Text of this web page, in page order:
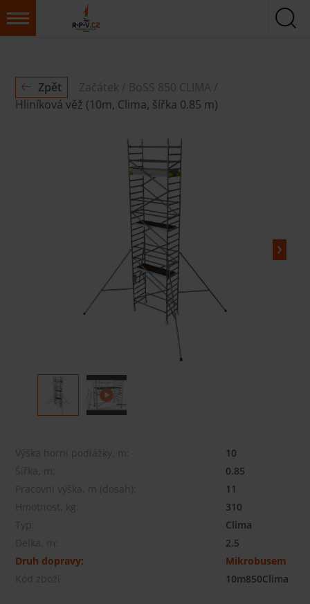
Zpět Začátek
BoSS 850 CLIMA
Hliníková věž (10m, Clima, šířka 0.85 m)
Výška horní podlážky, m:
10
Šířka, m:
0.85
Pracovní výška, m (dosah):
11
Hmotnost, kg:
310
Typ:
Clima
Delka, m:
2.5
Druh dopravy:
Mikrobusem
Kód zboží
10m850Clima